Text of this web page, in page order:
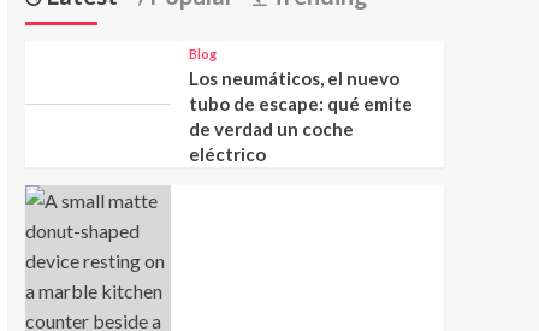
Blog
Los neumáticos, el nuevo
tubo de escape: qué emite
de verdad un coche
eléctrico